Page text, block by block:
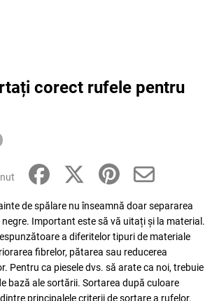
corect rufele pentru
de spălare nu înseamnă doar separarea
negre. Important este să vă uitați și la material.
a diferitelor tipuri de materiale
fibrelor, pătarea sau reducerea
Pentru ca piesele dvs. să arate ca noi, trebuie
bază ale sortării. Sortarea după culoare
principalele criterii de sortare a rufelor.